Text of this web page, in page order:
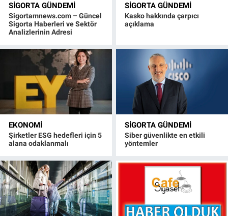
SIGORTA GÜNDEMI
Sigortamnews.com – Güncel
Sigorta Haberleri ve Sektör
Analizlerinin Adresi
SIGORTA GÜNDEMI
Kasko hakkında çarpıcı
açıklama
EKONOMI
Şirketler ESG hedefleri için 5
alana odaklanmalı
SIGORTA GÜNDEMI
Siber güvenlikte en etkili
yöntemler